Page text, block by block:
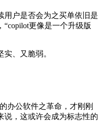
用户是否会为之买单依旧是
更像是一个升级版
、又脆弱。
办公软件之革命，才刚刚
说，这或许会成为标志性的